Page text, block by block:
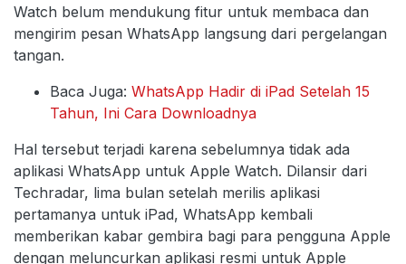
Watch belum mendukung fitur untuk membaca dan
mengirim pesan WhatsApp langsung dari pergelangan
tangan.
Baca Juga: WhatsApp Hadir di iPad Setelah 15
Tahun, Ini Cara Downloadnya
Hal tersebut terjadi karena sebelumnya tidak ada
aplikasi WhatsApp untuk Apple Watch. Dilansir dari
Techradar, lima bulan setelah merilis aplikasi
pertamanya untuk iPad, WhatsApp kembali
memberikan kabar gembira bagi para pengguna Apple
dengan meluncurkan aplikasi resmi untuk Apple